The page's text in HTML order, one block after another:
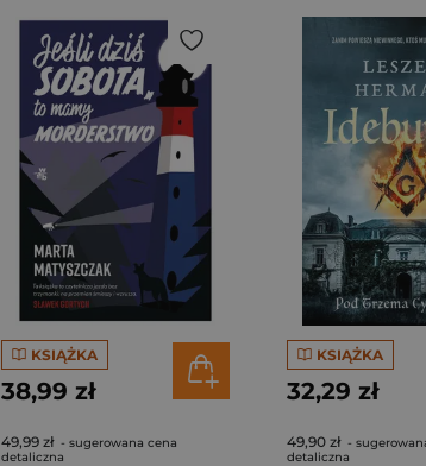
KSIĄŻKA
38,99 zł
49,99 zł - sugerowana cena
detaliczna
KSIĄŻKA
32,29 zł
49,90 zł -
detaliczna